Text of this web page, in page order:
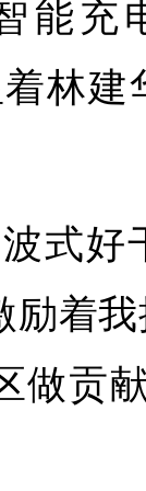
能
林
式好
励着
做贡